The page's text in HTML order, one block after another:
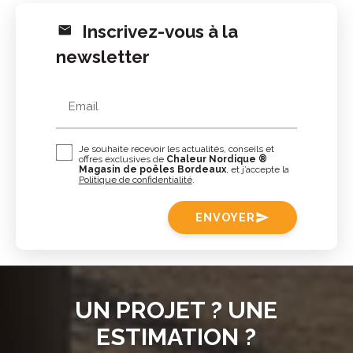
Inscrivez-vous à la
newsletter
Email
Je souhaite recevoir les actualités, conseils et
offres exclusives de Chaleur Nordique ®
Magasin de poêles Bordeaux, et j’accepte la
Politique de confidentialité.
ENVOYERsend
UN PROJET ? UNE
ESTIMATION ?